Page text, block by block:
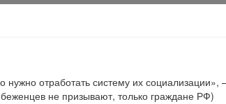
отработать систему их
не призывают, только граждане РФ)